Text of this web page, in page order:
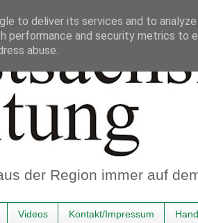
der Region immer auf
Videos Kontakt/Impressum
to deliver its services and to
performance and security metrics to
abuse.